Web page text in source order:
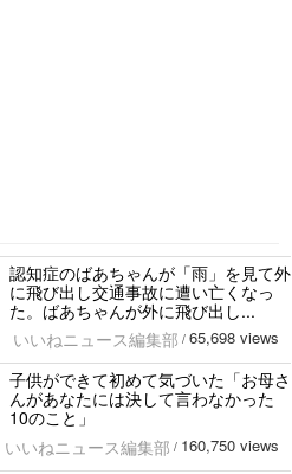
認知症のばあちゃんが「雨」を見て外
に飛び出し交通事故に遭い亡くなっ
た。ばあちゃんが外に飛び出し...
いいねニュース編集部 / 65,698 views
子供ができて初めて気づいた「お母さ
んがあなたには決して言わなかった
10のこと」
いいねニュース編集部 / 160,750 views